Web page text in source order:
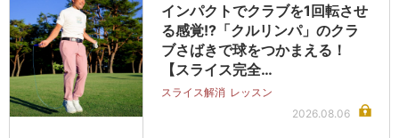
インパクトでクラブを1回転させ
る感覚!?「クルリンパ」のクラ
ブさばきで球をつかまえる！
【スライス完全…
スライス解消 レッスン
2026.08.06